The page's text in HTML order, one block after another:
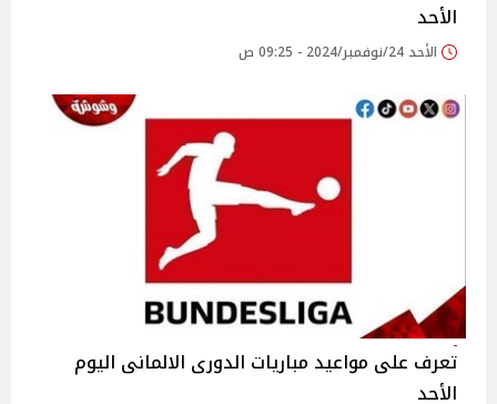
الأحد
الأحد 24/نوفمبر/2024 - 09:25 ص
تعرف على مواعيد مباريات الدورى الالمانى اليوم
الأحد